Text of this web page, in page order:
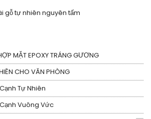
gỗ tự nhiên nguyên tấm
MẶT EPOXY TRÁNG GƯƠNG
CHO VĂN PHÒNG
Tự Nhiên
Vuông Vức